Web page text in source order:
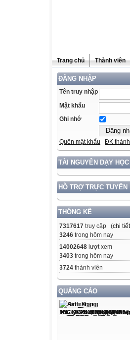
Trang chủ Thành viên
ĐĂNG NHẬP
Tên truy nhập
Mật khẩu
Ghi nhớ
Quên mật khẩu ĐK
TÀI NGUYÊN DẠY HỌC
HỖ TRỢ TRỰC TUYẾN
THỐNG KÊ
7317617 truy cập (chi tiết
3246 trong hôm nay
14002648 lượt xem
3403 trong hôm nay
3724 thành viên
QUẢNG CÁO